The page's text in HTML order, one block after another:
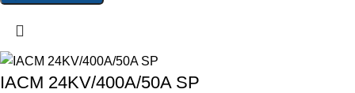
IACM 24KV/400A/50A SP